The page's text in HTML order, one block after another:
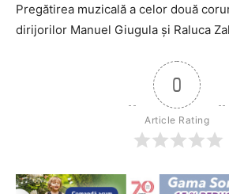
Pregătirea muzicală a celor două
dirijorilor Manuel Giugula și Raluca
0
Article Rating